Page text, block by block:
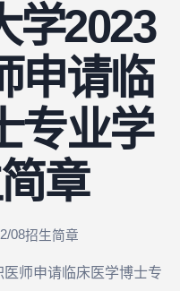
学2023
申请临
专业学
章
08招生简章
师申请临床医学博士专